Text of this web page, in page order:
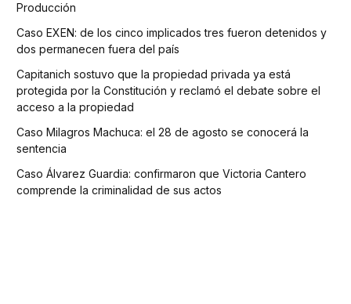
Producción
Caso EXEN: de los cinco implicados tres fueron detenidos y
dos permanecen fuera del país
Capitanich sostuvo que la propiedad privada ya está
protegida por la Constitución y reclamó el debate sobre el
acceso a la propiedad
Caso Milagros Machuca: el 28 de agosto se conocerá la
sentencia
Caso Álvarez Guardia: confirmaron que Victoria Cantero
comprende la criminalidad de sus actos